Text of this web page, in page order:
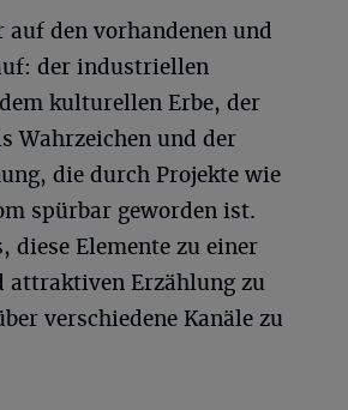
auf den vorhandenen und
der industriellen
kulturellen Erbe, der
Wahrzeichen und der
die durch Projekte wie
spürbar geworden ist.
diese Elemente zu einer
attraktiven Erzählung zu
verschiedene Kanäle zu